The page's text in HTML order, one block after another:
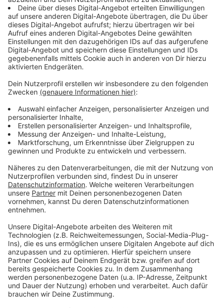
Wird in meiner Nachbarschaft eine Sirene
heulen?
Anzeige
Vielleicht. Das hängt davon ab, ob es in der Nähe noch
oder wieder eine funktionstüchtige Sirene gibt. Das
Warnmittelkataster zu erstellen - also eine Karte, auf
der alle Sirenen und in Zukunft auch andere Warnmittel
verzeichnet sind. Doch abgeschlossen ist dieser
Prozess noch nicht. Bekannt ist aber, dass die Länder
Sirenen finanziell fördert, bislang rund 35 000 Sirenen
gemeldet haben. Nach dem Kalten Krieg war man
vielerorts der Meinung, Sirenen würden nicht mehr
gebraucht. Durch den russischen Angriffskrieg in der
Ukraine und mit Blick auf durch den Klimawandel
verursachte Starkwetterereignisse hat hier jedoch ein
Umdenken stattgefunden.
Anzeige
Was soll man tun, wenn die Sirene heult?